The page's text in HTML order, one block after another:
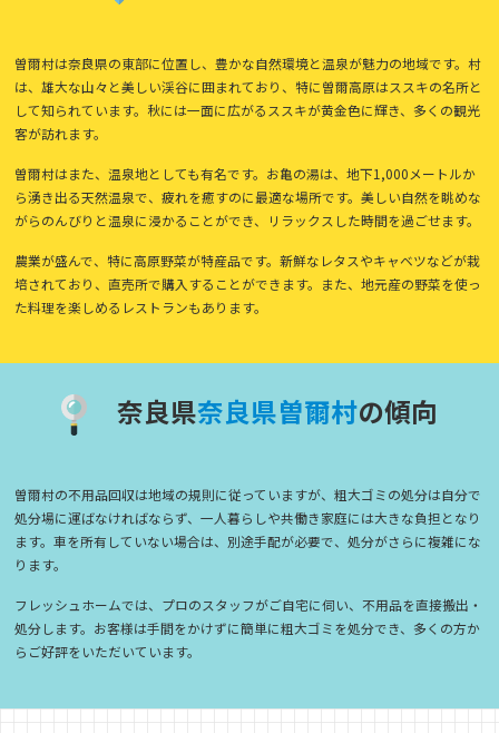
曽爾村は奈良県の東部に位置し、豊かな自然環境と温泉が魅力の地域です。村
は、雄大な山々と美しい渓谷に囲まれており、特に曽爾高原はススキの名所と
して知られています。秋には一面に広がるススキが黄金色に輝き、多くの観光
客が訪れます。
曽爾村はまた、温泉地としても有名です。お亀の湯は、地下1,000メートルか
ら湧き出る天然温泉で、疲れを癒すのに最適な場所です。美しい自然を眺めな
がらのんびりと温泉に浸かることができ、リラックスした時間を過ごせます。
農業が盛んで、特に高原野菜が特産品です。新鮮なレタスやキャベツなどが栽
培されており、直売所で購入することができます。また、地元産の野菜を使っ
た料理を楽しめるレストランもあります。
奈良県奈良県曽爾村の傾向
曽爾村の不用品回収は地域の規則に従っていますが、粗大ゴミの処分は自分で
処分場に運ばなければならず、一人暮らしや共働き家庭には大きな負担となり
ます。車を所有していない場合は、別途手配が必要で、処分がさらに複雑にな
ります。
フレッシュホームでは、プロのスタッフがご自宅に伺い、不用品を直接搬出・
処分します。お客様は手間をかけずに簡単に粗大ゴミを処分でき、多くの方か
らご好評をいただいています。